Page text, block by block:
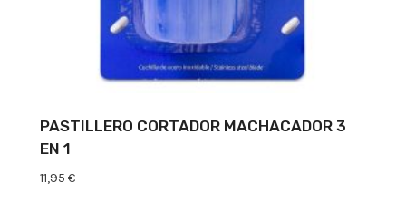
PASTILLERO CORTADOR MACHACADOR 3
EN 1
11,95 €